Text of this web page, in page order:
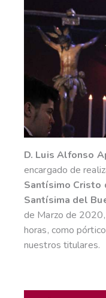
D. Luis Alfonso
encargado de
Santísimo Cristo
Santísima del
de Marzo de
horas, como
nuestros titulares.